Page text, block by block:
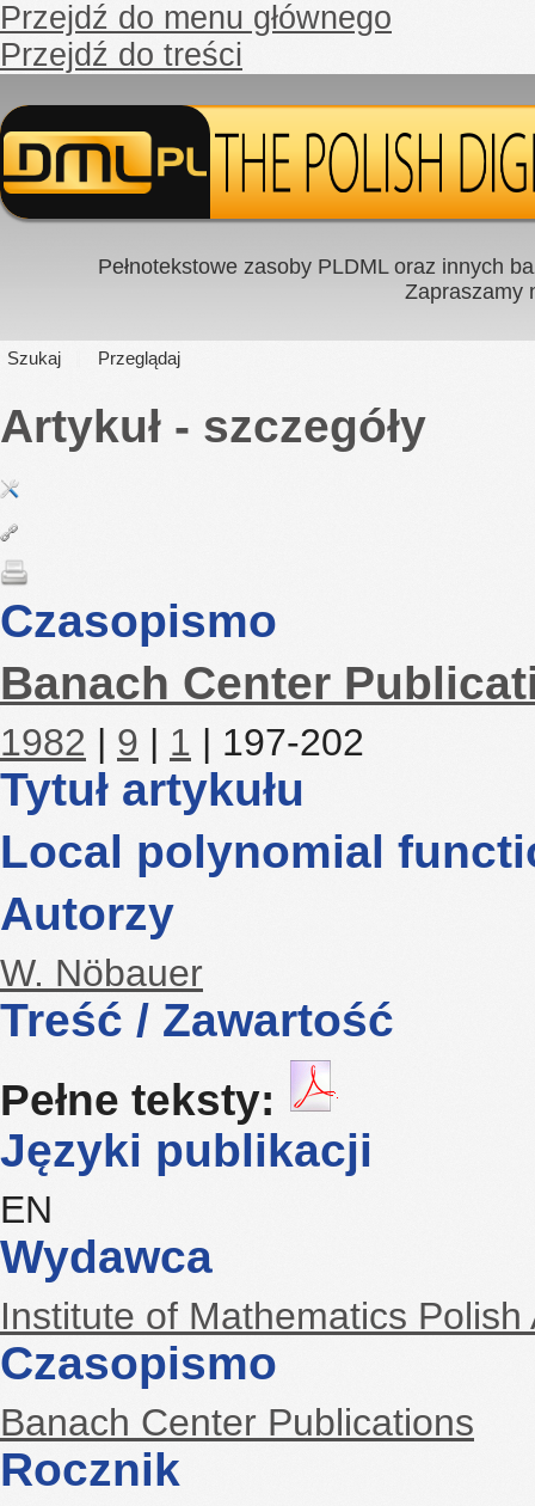
Przejdź do menu głównego
Przejdź do treści
Pełnotekstowe zasoby PLDML oraz innych
Zapraszamy
Szukaj Przeglądaj
Artykuł - szczegóły
Czasopismo
Banach Center
1982 | 9 | 1 | 197-202
Tytuł artykułu
Local polynomial
Autorzy
W. Nöbauer
Treść / Zawartość
Pełne teksty:
Języki publikacji
EN
Wydawca
Institute of Mathematics
Czasopismo
Banach Center Publications
Rocznik